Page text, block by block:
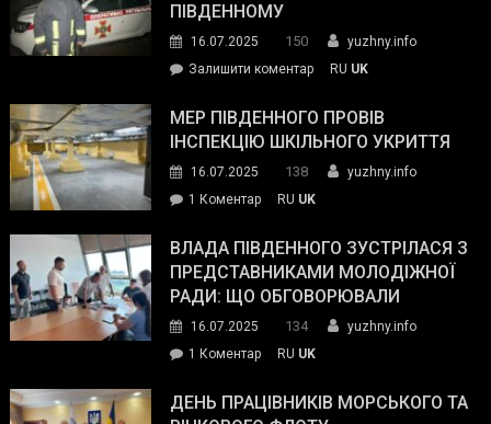
силових
та
органів:
«Наш
спільний
окупанти.
Маємо
діяти
команда
ПІВДЕННОМУ
16.07.2025 150
yuzhny.info
Залишити коментарon
ДСНС
власноруч
пожежу
у
RU UK
МЕР ПІВДЕННОГО ПРОВІВ
ІНСПЕКЦІЮ ШКІЛЬНОГО УКРИТТЯ
16.07.2025 138
yuzhny.info
1 Коментардо
Південного
провів
інспекцію
RU UK
ВЛАДА ПІВДЕННОГО ЗУСТРІЛАСЯ З
ПРЕДСТАВНИКАМИ МОЛОДІЖНОЇ
РАДИ: ЩО ОБГОВОРЮВАЛИ
16.07.2025 134
yuzhny.info
1 Коментардо
Південного
RU UK
ДЕНЬ ПРАЦІВНИКІВ МОРСЬКОГО ТА